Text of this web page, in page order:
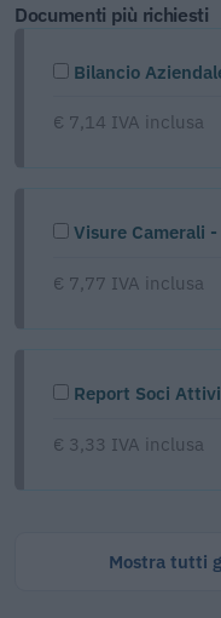
Documenti più richiesti
Bilancio
€ 7,14 IVA inclusa
Visure Camerali
€ 7,77 IVA inclusa
Report Soci
€ 3,33 IVA inclusa
Mostra tutti